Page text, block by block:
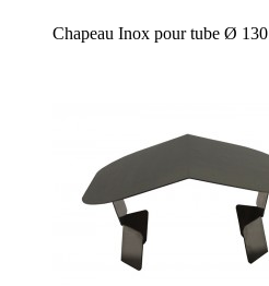
Chapeau Inox pour tube Ø 130